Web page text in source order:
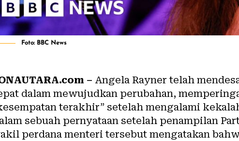
Foto: BBC News
– Angela Rayner telah
dalam mewujudkan perubahan,
terakhir” setelah mengalami
sebuah pernyataan setelah penampilan
perdana menteri tersebut mengatakan